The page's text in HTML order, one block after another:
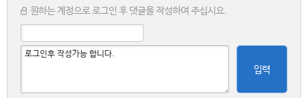
원하는 계정으로 로그인 후 댓글을 작성하여 주십시요.
입력